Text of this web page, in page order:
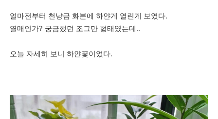
얼마전부터 천냥금 화분에 하얀게 열린게 보였다.
열매인가? 궁금했던 조그만 형태였는데..
오늘 자세히 보니 하얀꽃이었다.